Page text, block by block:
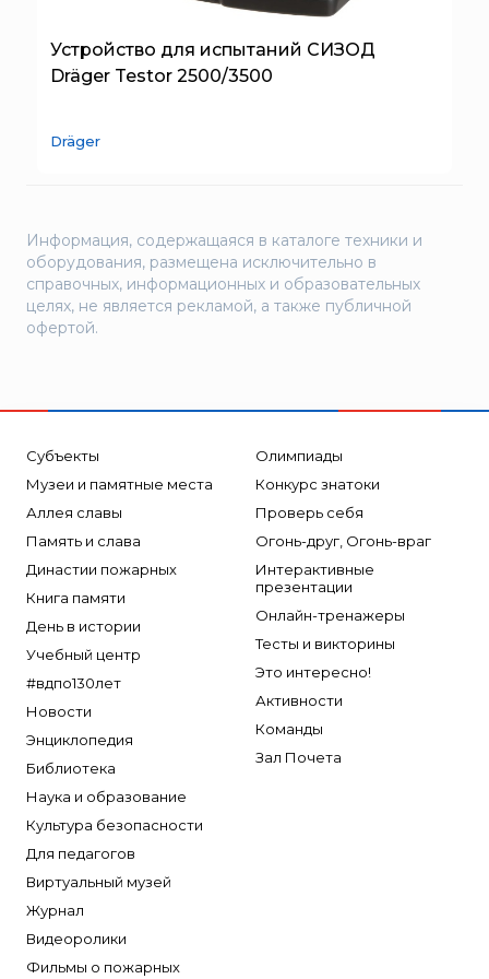
System Sensor
TYTAN MAX
«Pohorje» Mirna
«Спотви»
«Шанс»
АО «КОРПОРАЦИЯ
«РОСХИМЗАЩИТА»
Бонус-Вита
Брандбулл
Ермак
ЕСО
ИВС-Сигналспецавтоматика
ИНЕЙ
Квазар
М-01.ру
Магазин 01
Магнито-Контакт
МИГ
Минипожарный
Неизвестный производитель
Устройство для испытаний СИЗОД
Dräger Testor 2500/3500
Dräger
Информация, содержащаяся в каталоге техники и
оборудования, размещена исключительно в
справочных, информационных и образовательных
целях, не является рекламой, а также публичной
офертой.
Субъекты
Музеи и памятные места
Аллея славы
Память и слава
Династии пожарных
Книга памяти
День в истории
Учебный центр
#вдпо130лет
Новости
Энциклопедия
Библиотека
Наука и образование
Культура безопасности
Для педагогов
Виртуальный музей
Журнал
Видеоролики
Фильмы о пожарных
Олимпиады
Конкурс знатоки
Проверь себя
Огонь-друг, Огонь-враг
Интерактивные
презентации
Онлайн-тренажеры
Тесты и викторины
Это интересно!
Активности
Команды
Зал Почета